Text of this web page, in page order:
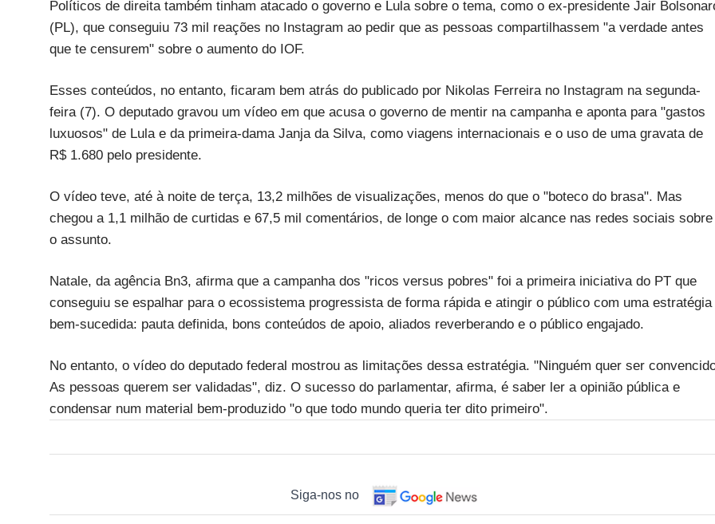
Políticos de direita também tinham atacado o governo e Lula sobre o tema, como o ex-presidente Jair
(PL), que conseguiu 73 mil reações no Instagram ao pedir que as pessoas compartilhassem "a verdade antes
que te censurem" sobre o aumento do IOF.
Esses conteúdos, no entanto, ficaram bem atrás do publicado por Nikolas Ferreira no Instagram na segunda-
feira (7). O deputado gravou um vídeo em que acusa o governo de mentir na campanha e aponta para "gastos
luxuosos" de Lula e da primeira-dama Janja da Silva, como viagens internacionais e o uso de uma gravata de
R$ 1.680 pelo presidente.
O vídeo teve, até à noite de terça, 13,2 milhões de visualizações, menos do que o "boteco do brasa". Mas
chegou a 1,1 milhão de curtidas e 67,5 mil comentários, de longe o com maior alcance nas redes sociais sobre
o assunto.
Natale, da agência Bn3, afirma que a campanha dos "ricos versus pobres" foi a primeira iniciativa do PT que
conseguiu se espalhar para o ecossistema progressista de forma rápida e atingir o público com uma estratégia
bem-sucedida: pauta definida, bons conteúdos de apoio, aliados reverberando e o público engajado.
No entanto, o vídeo do deputado federal mostrou as limitações dessa estratégia. "Ninguém quer ser
As pessoas querem ser validadas", diz. O sucesso do parlamentar, afirma, é saber ler a opinião pública e
condensar num material bem-produzido "o que todo mundo queria ter dito primeiro".
Siga-nos no